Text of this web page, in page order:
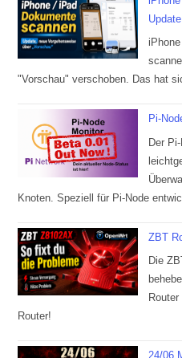
"Vorschau" verschoben. Das hat
Pi-
Der
Knoten. Speziell für Pi-Node
ZBT
Die
Router!
24/06